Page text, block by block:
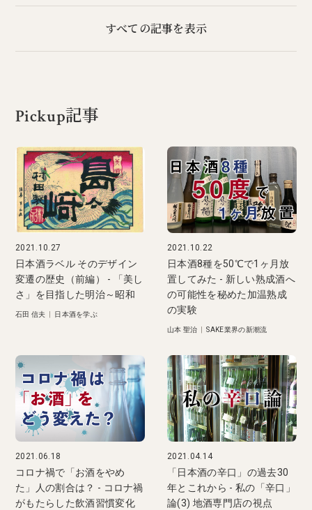
すべての記事を表示
Pickup記事
2021.10.27
日本酒ラベル そのデザイン
変遷の歴史（前編） - 「美し
さ」を目指した明治～昭和
石田 信夫 日本酒を学ぶ
2021.10.22
日本酒8種を50℃で1ヶ月放
置してみた - 新しい熟成酒へ
の可能性を秘めた加温熟成
の実験
山本 聖治 |SAKE業界の新潮流
2021.06.18
コロナ禍で「お酒をやめ
た」人の割合は？ - コロナ禍
がもたらした飲酒習慣変化
2021.04.14
「日本酒の辛口」の過去30
年とこれから - 私の「辛口」
論(3) 地酒専門店の視点